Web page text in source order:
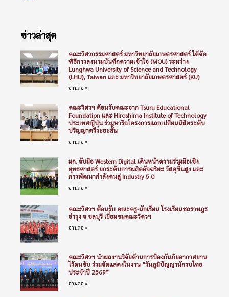
ข่าวล่าสุด
คณะวิศวกรรมศาสตร์ มหาวิทยาลัยเกษตรศาสตร์ ได้จัด
พิธีการลงนามบันทึกความเข้าใจ (MOU) ระหว่าง
Lunghwa University of Science and Technology
(LHU), Taiwan และ มหาวิทยาลัยเกษตรศาสตร์ (KU)
อ่านต่อ »
คณะวิศวฯ ต้อนรับคณะจาก Tsuru Educational
Foundation และ Hiroshima Institute of Technology
ประเทศญี่ปุ่น ร่วมหารือโครงการแลกเปลี่ยนนิสิตระดับ
ปริญญาตรีระยะสั้น
อ่านต่อ »
มก. จับมือ Western Digital เดินหน้าความร่วมมือเชิง
ยุทธศาสตร์ ยกระดับการผลิตอัจฉริยะ วัสดุขั้นสูง และ
การพัฒนากำลังคนสู่ Industry 5.0
อ่านต่อ »
คณะวิศวฯ ต้อนรับ คณะครู-นักเรียน โรงเรียนชลราษฎร
อำรุง จ.ชลบุรี เยี่ยมชมคณะวิศวฯ
อ่านต่อ »
คณะวิศวฯ นำผลงานวิจัยด้านการป้องกันภัยอากาศยาน
ไร้คนขับ ร่วมจัดแสดงในงาน “วันภูมิปัญญานักรบไทย
ประจำปี 2569”
อ่านต่อ »